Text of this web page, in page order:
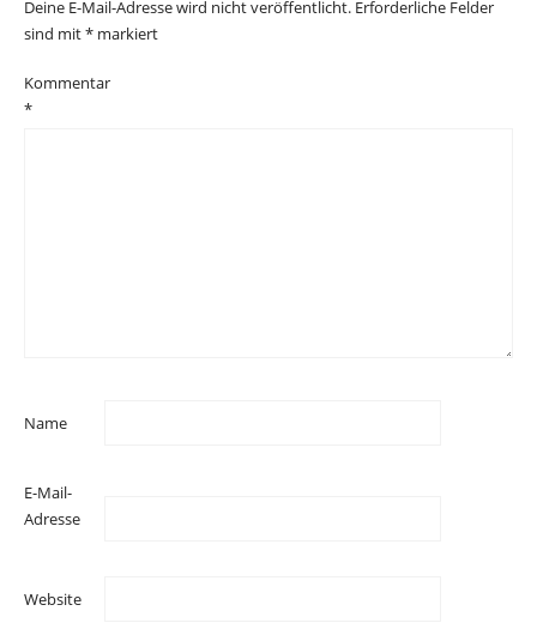
Deine E-Mail-Adresse wird nicht veröffentlicht. Erforderliche Felder
sind mit* markiert
Kommentar
*
Name
E-Mail-
Adresse
Website